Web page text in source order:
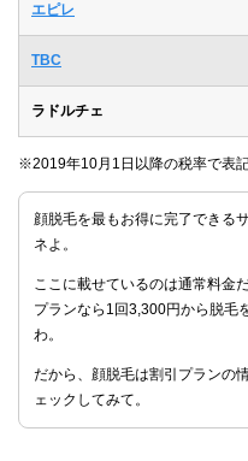
エピレ
TBC
ラドルチェ
※2019年10月1日以降の税率で表記
顔脱毛を最もお得に完了できる
ネよ。
ここに載せているのは通常料金
プランなら1回3,300円から脱毛
わ。
だから、顔脱毛は割引プランの
ェックしてみて。